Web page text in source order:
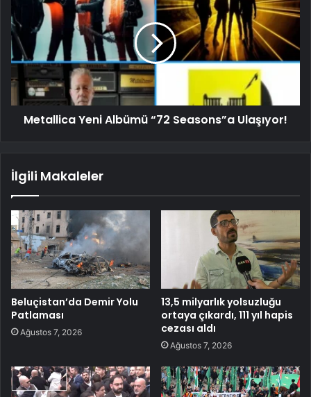
Metallica Yeni Albümü “72 Seasons”a Ulaşıyor!
İlgili Makaleler
Beluçistan’da Demir Yolu
Patlaması
Ağustos 7, 2026
13,5 milyarlık yolsuzluğu
ortaya çıkardı, 111 yıl hapis
cezası aldı
Ağustos 7, 2026